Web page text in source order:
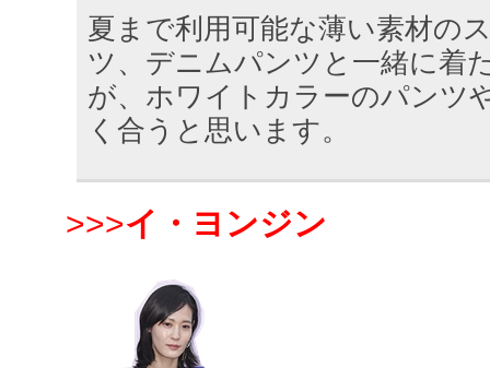
夏まで利用可能な薄い素材の
ツ、デニムパンツと一緒に着
が、ホワイトカラーのパンツ
く合うと思います。
>>>イ・ヨンジン